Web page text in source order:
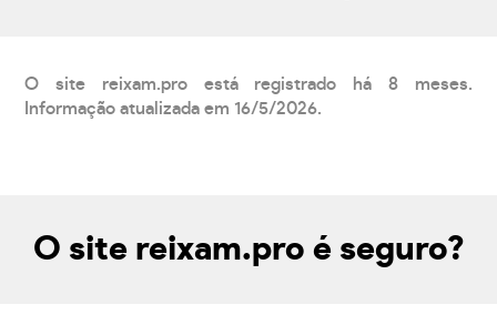
O site reixam.pro está registrado há 8 meses.
Informação atualizada em 16/5/2026.
O site reixam.pro é seguro?